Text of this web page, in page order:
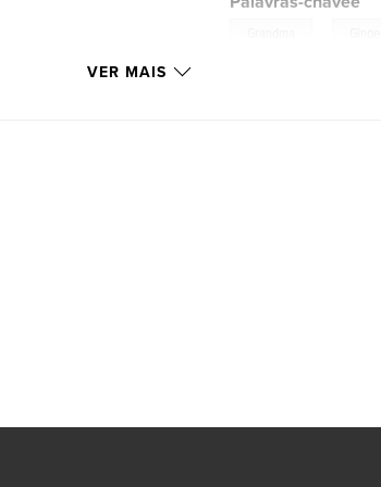
VER MAIS